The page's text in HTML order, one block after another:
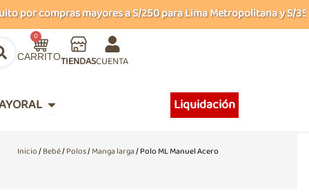
compras mayores a S/250 para Lima Metropolitana y S/350
0
Carrito
TIENDASCUENTA
Abrir MAYORAL Liquidación
Inicio/Bebé/Polos/Manga larga/ Polo ML Manuel Acero